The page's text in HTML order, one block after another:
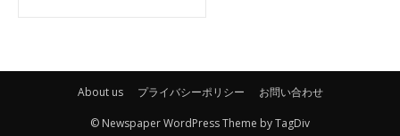
About us プライバシーポリシー お問い合わせ
© Newspaper WordPress Theme by TagDiv